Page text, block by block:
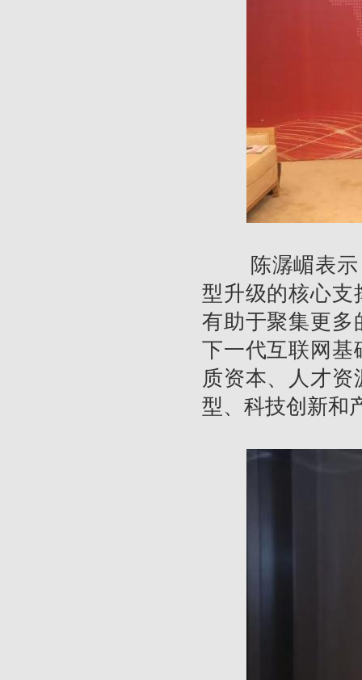
陈潺嵋表示，
型升级的核心支
有助于聚集更多
下一代互联网基
质资本、人才
型、科技创新和